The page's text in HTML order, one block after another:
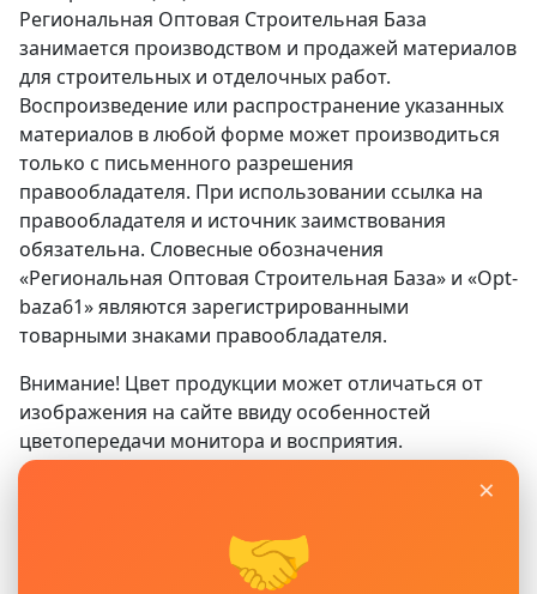
×
🤝
Региональная Оптовая Строительная База
занимается производством и продажей материалов
для строительных и отделочных работ.
Воспроизведение или распространение указанных
материалов в любой форме может производиться
только с письменного разрешения
правообладателя. При использовании ссылка на
правообладателя и источник заимствования
обязательна. Словесные обозначения
«Региональная Оптовая Строительная База» и «Opt-
baza61» являются зарегистрированными
товарными знаками правообладателя.
Внимание! Цвет продукции может отличаться от
изображения на сайте ввиду особенностей
цветопередачи монитора и восприятия.
не является публичной офертой, определяемой
положениями ГК РФ. Для получения подробной